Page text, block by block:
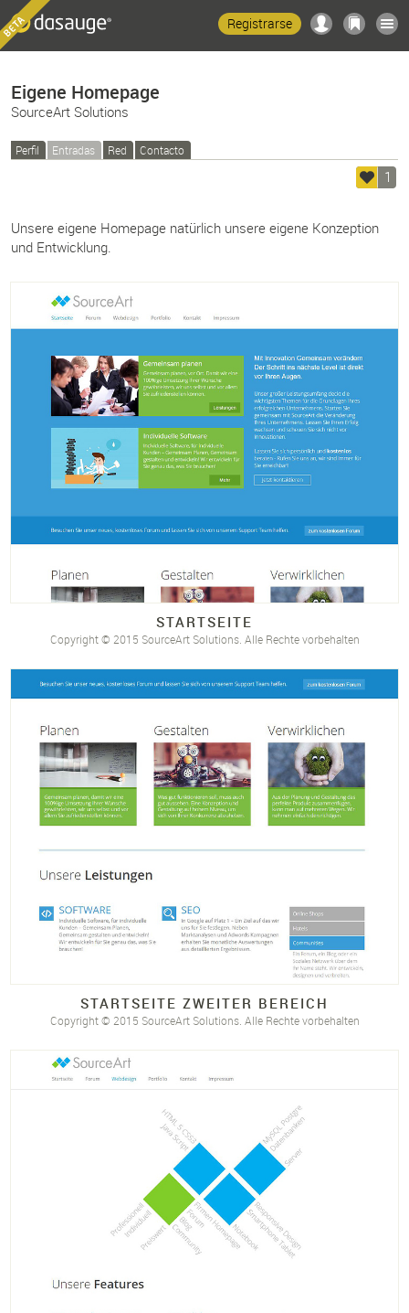
Registrarse
Eigene Homepage
SourceArt Solutions
Perfil Entradas Red Contacto
1
Unsere eigene Homepage natürlich unsere eigene Konzeption
und Entwicklung.
STARTSEITE
Copyright © 2015 SourceArt Solutions. Alle Rechte vorbehalten
STARTSEITE ZWEITER BEREICH
Copyright © 2015 SourceArt Solutions. Alle Rechte vorbehalten